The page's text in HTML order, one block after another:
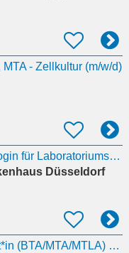
- Zellkultur (m/w/d)
Medizinische Technologin für Laboratoriumsanalytik – MTL / MTLA (m/w/d)
Düsseldorf
Technische*r Assistent*in (BTA/MTA/MTLA) oder Biologielaborant*in